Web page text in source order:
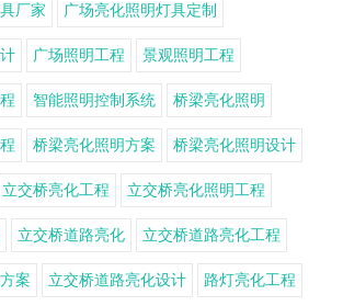
厂家 广场亮化照明灯具定制
广场照明工程 景观照明工程
智能照明控制系统 桥梁亮化照明
桥梁亮化照明方案 桥梁亮化照明设计
立交桥亮化工程 立交桥亮化照明工程
立交桥道路亮化 立交桥道路亮化工程
案 立交桥道路亮化设计 路灯亮化工程